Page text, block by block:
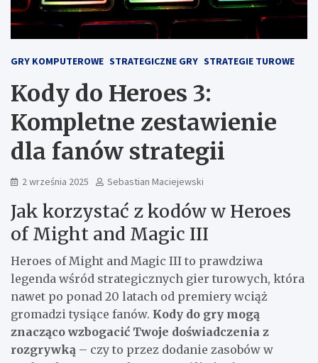
GRY KOMPUTEROWE STRATEGICZNE GRY STRATEGIE TUROWE
Kody do Heroes 3:
Kompletne zestawienie
dla fanów strategii
2 września 2025 Sebastian Maciejewski
Jak korzystać z kodów w Heroes
of Might and Magic III
Heroes of Might and Magic III to prawdziwa
legenda wśród strategicznych gier turowych, która
nawet po ponad 20 latach od premiery wciąż
gromadzi tysiące fanów. Kody do gry mogą
znacząco wzbogacić Twoje doświadczenia z
rozgrywką – czy to przez dodanie zasobów w